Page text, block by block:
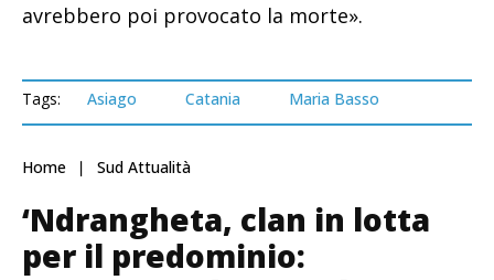
avrebbero poi provocato la morte».
Tags: Asiago Catania Maria Basso
Home Sud Attualità
‘Ndrangheta, clan in lotta
per il predominio: